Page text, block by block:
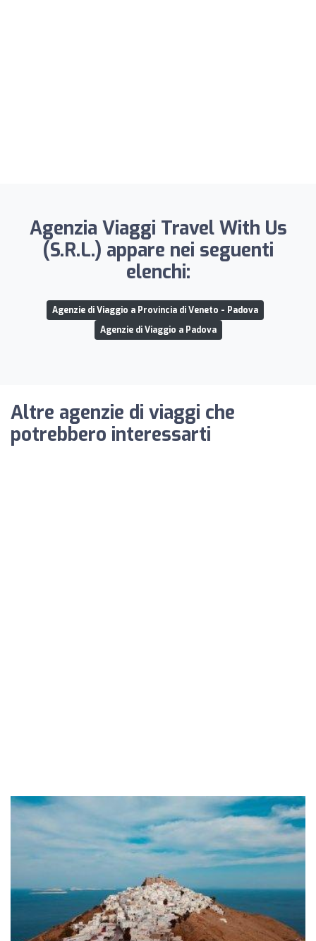
Agenzia Viaggi Travel With Us
(S.R.L.) appare nei seguenti
elenchi:
Agenzie di Viaggio a Provincia di Veneto - Padova
Agenzie di Viaggio a Padova
Altre agenzie di viaggi che
potrebbero interessarti